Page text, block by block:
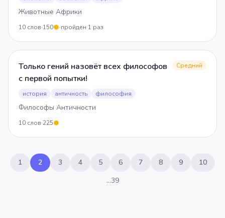
Животные Африки
10 слов·150 ·пройден 1 раз
Только гений назовёт всех философов
с первой попытки!
Средний
история античность философия
Философы Античности
10 слов·225
1 2 3 4 5 6 7 8 9
10
…39